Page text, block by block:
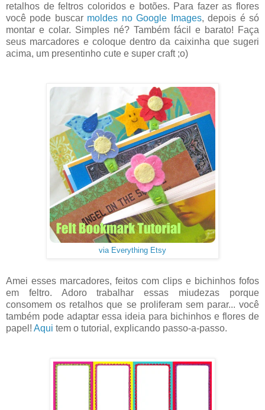
retalhos de feltros coloridos e botões. Para fazer as flores
você pode buscar moldes no Google Images, depois é só
montar e colar. Simples né? Também fácil e barato! Faça
seus marcadores e coloque dentro da caixinha que sugeri
acima, um presentinho cute e super craft ;o)
via Everything Etsy
Amei esses marcadores, feitos com clips e bichinhos fofos
em feltro. Adoro trabalhar essas miudezas porque
consomem os retalhos que se proliferam sem parar... você
também pode adaptar essa ideia para bichinhos e flores de
papel! Aqui tem o tutorial, explicando passo-a-passo.